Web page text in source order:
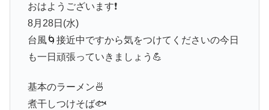
おはようございます❗️
8月28日(水)
台風🌀接近中ですから気をつけてくださいの今日
も一日頑張っていきましょう💪
基本のラーメン🍜
煮干しつけそば🐟